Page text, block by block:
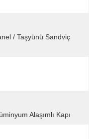
/ Taşyünü Sandviç
Alaşımlı Kapı